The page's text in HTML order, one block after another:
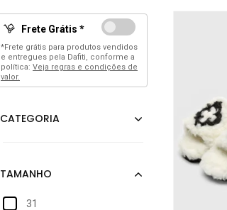
Frete Grátis *
*Frete grátis para produtos vendidos
e entregues pela Dafiti, conforme a
política: Veja regras e condições de
valor.
31